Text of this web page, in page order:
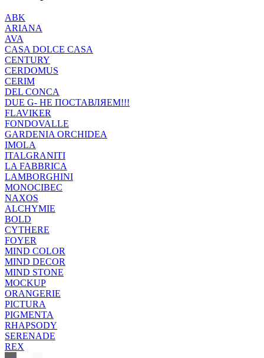
ABK
ARIANA
AVA
CASA DOLCE CASA
CENTURY
CERDOMUS
CERIM
DEL CONCA
DUE G- НЕ ПОСТАВЛЯЕМ!!!
FLAVIKER
FONDOVALLE
GARDENIA ORCHIDEA
IMOLA
ITALGRANITI
LA FABBRICA
LAMBORGHINI
MONOCIBEC
NAXOS
ALCHYMIE
BOLD
CYTHERE
FOYER
MIND COLOR
MIND DECOR
MIND STONE
MOCKUP
ORANGERIE
PICTURA
PIGMENTA
RHAPSODY
SERENADE
REX